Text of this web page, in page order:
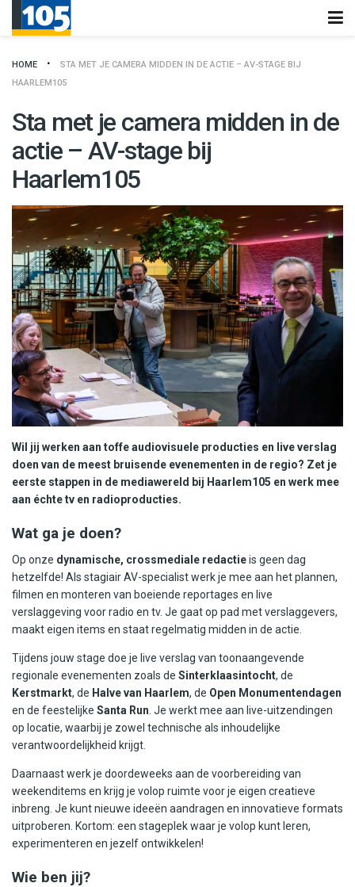
HOME
STA MET JE CAMERA MIDDEN IN DE ACTIE – AV-STAGE BIJ
HAARLEM105
Sta met je camera midden in de
actie – AV-stage bij
Haarlem105
Wil jij werken aan toffe audiovisuele producties en live verslag
doen van de meest bruisende evenementen in de regio? Zet je
eerste stappen in de mediawereld bij Haarlem105 en werk mee
aan échte tv en radioproducties.
Wat ga je doen?
Op onze dynamische, crossmediale redactieis geen dag
hetzelfde! Als stagiair AV-specialist werk je mee aan het plannen,
filmen en monteren van boeiende reportages en live
verslaggeving voor radio en tv. Je gaat op pad met verslaggevers,
maakt eigen items en staat regelmatig midden in de actie.
Tijdens jouw stage doe je live verslag van toonaangevende
regionale evenementen zoals de Sinterklaasintocht, de
Kerstmarkt, de Halve van Haarlem, de Open Monumentendagen
en de feestelijke Santa Run . Je werkt mee aan live-uitzendingen
op locatie, waarbij je zowel technische als inhoudelijke
verantwoordelijkheid krijgt.
Daarnaast werk je doordeweeks aan de voorbereiding van
weekenditems en krijg je volop ruimte voor je eigen creatieve
inbreng. Je kunt nieuwe ideeën aandragen en innovatieve formats
uitproberen. Kortom: een stageplek waar je volop kunt leren,
experimenteren en jezelf ontwikkelen!
Wie ben jij?